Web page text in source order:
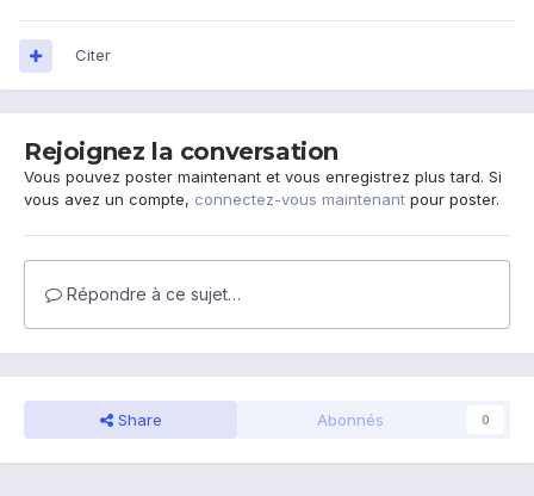
Citer
Rejoignez la conversation
Vous pouvez poster maintenant et vous enregistrez plus tard. Si
vous avez un compte, connectez-vous maintenant pour poster.
Répondre à ce sujet…
Share Abonnés 0